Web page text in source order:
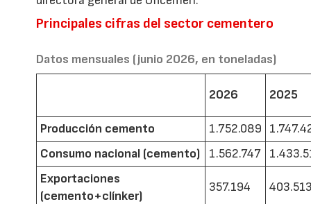
Principales cifras del sector cementero
Datos mensuales (junio 2026, en toneladas)
2026 2025
Producción cemento 1.752.089
Consumo nacional (cemento)
1.562.747
Exportaciones
(cemento+clínker)
357.194